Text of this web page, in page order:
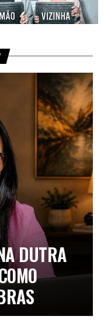
DUTRA